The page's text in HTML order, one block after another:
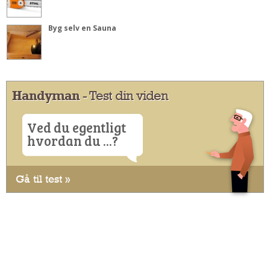
Byg selv en Sauna
Handyman- Test din viden
Ved du egentligt
hvordan du ...?
Gå til test »